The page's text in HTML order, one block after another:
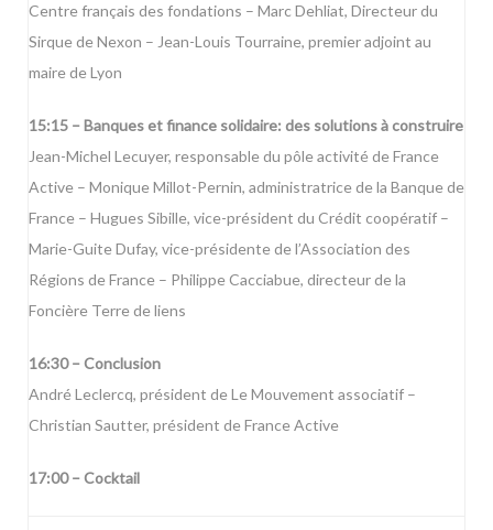
Centre français des fondations – Marc Dehliat, Directeur du
Sirque de Nexon – Jean-Louis Tourraine, premier adjoint au
maire de Lyon
15:15 – Banques et finance solidaire: des solutions à construire
Jean-Michel Lecuyer, responsable du pôle activité de France
Active – Monique Millot-Pernin, administratrice de la Banque de
France – Hugues Sibille, vice-président du Crédit coopératif –
Marie-Guite Dufay, vice-présidente de l’Association des
Régions de France – Philippe Cacciabue, directeur de la
Foncière Terre de liens
16:30 – Conclusion
André Leclercq, président de Le Mouvement associatif –
Christian Sautter, président de France Active
17:00 – Cocktail